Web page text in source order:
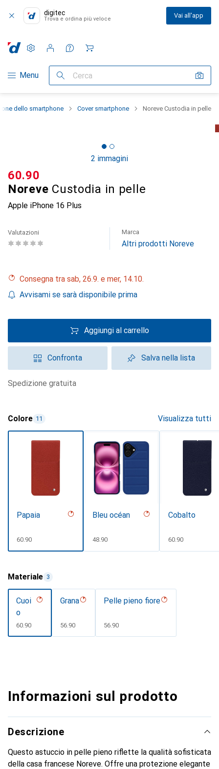
digitec
Trova e ordina più veloce Vai all'app
Categoria Navigazione
Menu Cerca
Impostazioni
Conto cliente
Liste di confronto
Liste dei desideri
Carrello
dello smartphone Cover smartphone Noreve Custodia in pelle
2 immagini
Noreve Custodia in pelle
Apple iPhone 16 Plus
CHF
60.90
Valutazioni Marca
Altri prodotti Noreve
Consegna tra sab, 26.9. e mer, 14.10.
Avvisami se sarà disponibile prima
Aggiungi al carrello
Confronta Salva nella lista
spedizione gratuita
Colore 11 Visualizza tutti
Papaia
CHF
60.90
Bleu océan
CHF
48.90
Cobalto
CHF
60.90
Materiale 3
Cuoi
o
CHF
60.90
Grana
CHF
56.90
Pelle pieno fiore
CHF
56.90
Informazioni sul prodotto
Descrizione
Questo astuccio in pelle pieno riflette la qualità sofisticata
della casa francese Noreve. Offre una protezione elegante